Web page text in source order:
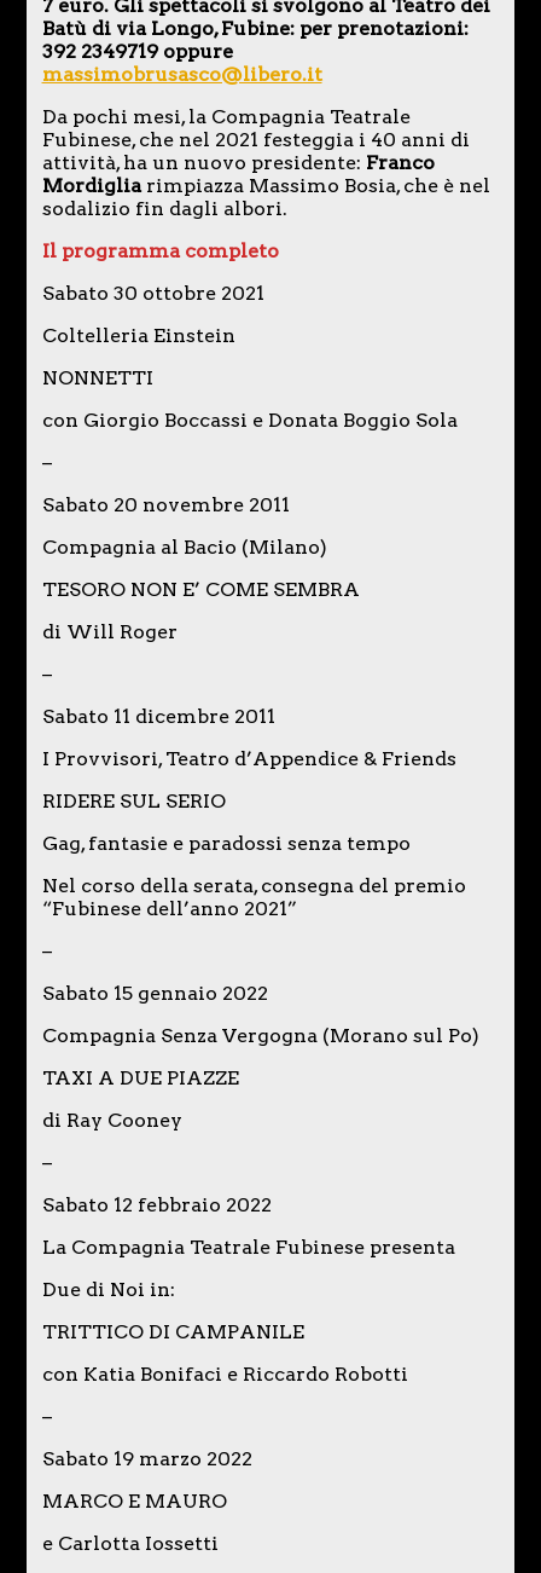
7 euro. Gli spettacoli si svolgono al Teatro dei
Batù di via Longo, Fubine: per prenotazioni:
392 2349719 oppure
massimobrusasco@libero.it
Da pochi mesi, la Compagnia Teatrale
Fubinese, che nel 2021 festeggia i 40 anni di
attività, ha un nuovo presidente: Franco
Mordiglia rimpiazza Massimo Bosia, che è nel
sodalizio fin dagli albori.
Il programma completo
Sabato 30 ottobre 2021
Coltelleria Einstein
NONNETTI
con Giorgio Boccassi e Donata Boggio Sola
–
Sabato 20 novembre 2011
Compagnia al Bacio (Milano)
TESORO NON E’ COME SEMBRA
di Will Roger
–
Sabato 11 dicembre 2011
I Provvisori, Teatro d’Appendice & Friends
RIDERE SUL SERIO
Gag, fantasie e paradossi senza tempo
Nel corso della serata, consegna del premio
“Fubinese dell’anno 2021”
–
Sabato 15 gennaio 2022
Compagnia Senza Vergogna (Morano sul Po)
TAXI A DUE PIAZZE
di Ray Cooney
–
Sabato 12 febbraio 2022
La Compagnia Teatrale Fubinese presenta
Due di Noi in:
TRITTICO DI CAMPANILE
con Katia Bonifaci e Riccardo Robotti
–
Sabato 19 marzo 2022
MARCO E MAURO
e Carlotta Iossetti